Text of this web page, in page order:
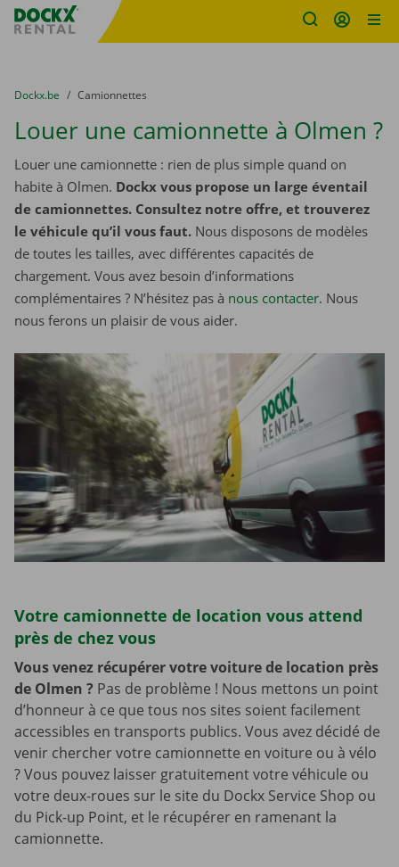
sitename
You are here:
du
Dockx.be to
Camionnettes
Louer une camionnette à Olmen ?
Louer une camionnette : rien de plus simple quand on
habite à Olmen. Dockx vous propose un large éventail
de camionnettes. Consultez notre offre, et trouverez
le véhicule qu’il vous faut. Nous disposons de modèles
de toutes les tailles, avec différentes capacités de
chargement. Vous avez besoin d’informations
complémentaires ? N’hésitez pas à nous contacter. Nous
nous ferons un plaisir de vous aider.
Votre camionnette de location vous attend
près de chez vous
Vous venez récupérer votre voiture de location près
de Olmen ? Pas de problème ! Nous mettons un point
d’honneur à ce que tous nos sites soient facilement
accessibles en transports publics. Vous avez décidé de
venir chercher votre camionnette en voiture ou à vélo
? Vous pouvez laisser gratuitement votre véhicule ou
votre deux-roues sur le site du Dockx Service Shop ou
du Pick-up Point, et le récupérer en ramenant la
camionnette.